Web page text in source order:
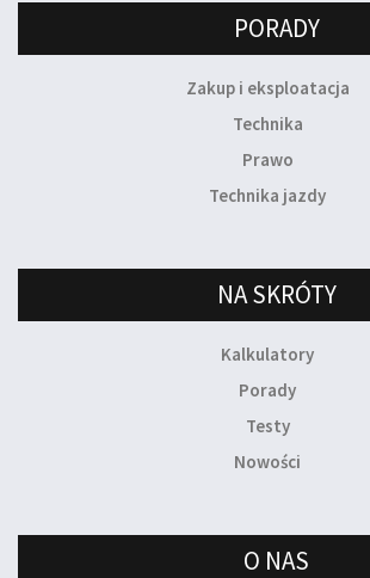
PORADY
Zakup i eksploatacja
Technika
Prawo
Technika jazdy
NA SKRÓTY
Kalkulatory
Porady
Testy
Nowości
O NAS